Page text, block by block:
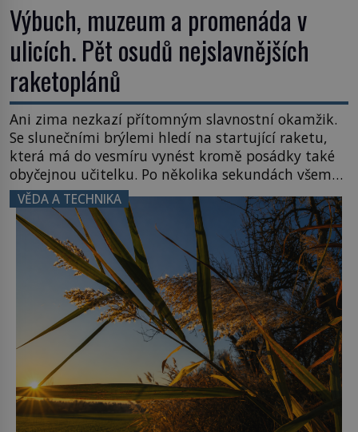
Výbuch, muzeum a promenáda v
ulicích. Pět osudů nejslavnějších
raketoplánů
Ani zima nezkazí přítomným slavnostní okamžik.
Se slunečními brýlemi hledí na startující raketu,
která má do vesmíru vynést kromě posádky také
obyčejnou učitelku. Po několika sekundách všem
ztuhnou úsměvy, stroj totiž exploduje. Jejich
konstrukce není z levného kraje, daňové
poplatníky stojí miliardy dolarů. Na druhou stranu
zvládnou jen představitelné věci. Na malé kousky
Název: Columbia První […]
VĚDA A TECHNIKA